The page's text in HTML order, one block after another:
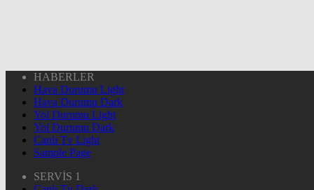
HABERLER
Hava Durumu Light
Hava Durumu Dark
Yol Durumu Light
Yol Durumu Dark
Canlı Tv Light
Sample Page
SERVİS 1